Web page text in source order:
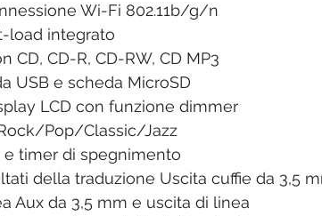
Wi-Fi 802.11b/g/n
load integrato
CD, CD-R, CD-RW, CD MP3
USB e scheda MicroSD
LCD con funzione dimmer
Pop/Classic/Jazz
e timer di spegnimento
della traduzione Uscita cuffie da 3,5
Aux da 3,5 mm e uscita di linea